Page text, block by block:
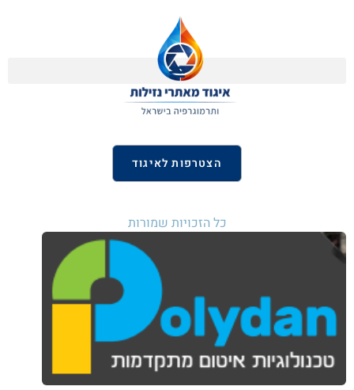
הצטרפות לאיגוד
כל הזכויות שמורות